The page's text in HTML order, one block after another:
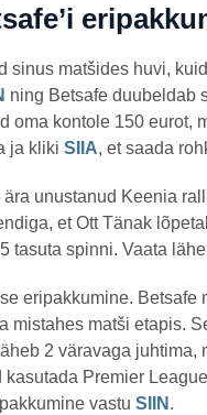
sinus matšides huvi,
ning Betsafe duubeldab
oma kontole 150 eurot,
ja kliki SIIA, et saada
unustanud Keenia
et Ott Tänak
tasuta spinni. Vaata
eripakkumine.
mistahes matši etapis.
2 väravaga
Premier
vastu SIIN .